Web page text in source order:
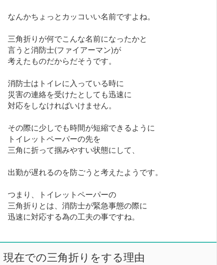
なんかちょっとカッコいい名前ですよね。
三角折りが何でこんな名前になったかと
言うと消防士(ファイアーマン)が
考えたものだからだそうです。
消防士はトイレに入っている時に
災害の連絡を受けたとしても迅速に
対応をしなければいけません。
その際に少しでも時間が短縮できるように
トイレットペーパーの先を
三角に折って掴みやすい状態にして、
出勤が遅れるのを防ごうと考えたようです。
つまり、トイレットペーパーの
三角折りとは、消防士が緊急事態の際に
迅速に対応する為の工夫の事ですね。
現在での三角折りをする理由